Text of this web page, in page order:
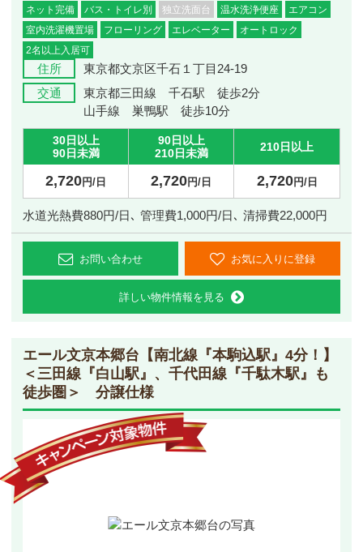
ネット完備 バス・トイレ別 独立洗面台 温水洗浄便座
エアコン
室内洗濯機置場
フローリング エレベーター
オートロック
2名以上入居可
住所
東京都文京区千石１丁目24-19
交通
東京都三田線 千石駅 徒歩2分
山手線 巣鴨駅 徒歩10分
30日以上
90日未満
90日以上
210日未満
210日以上
2,720円/日 2,720円/日 2,720円/日
水道光熱費880円/日､ 管理費1,000円/日､ 清掃費22,000円
お問い合わせ お気に入りに登録
詳しい物件情報を見る
エール文京本郷台 【南北線『本駒込駅』4分！】
＜三田線『白山駅』、千代田線『千駄木駅』も
徒歩圏＞ 分譲仕様